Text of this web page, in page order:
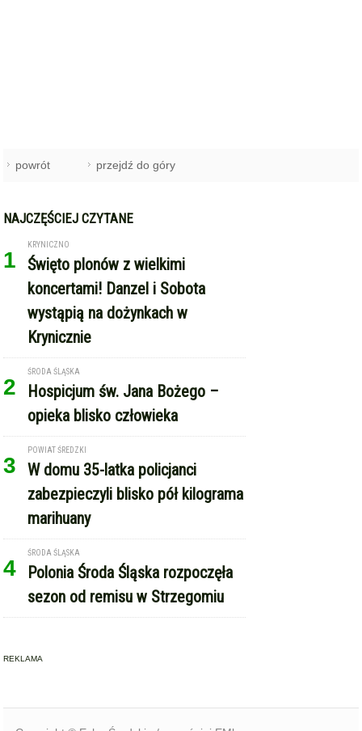
powrót przejdź do góry
NAJCZĘŚCIEJ CZYTANE
1
KRYNICZNO
Święto plonów z wielkimi
koncertami! Danzel i Sobota
wystąpią na dożynkach w
Krynicznie
2
ŚRODA ŚLĄSKA
Hospicjum św. Jana Bożego –
opieka blisko człowieka
3
POWIAT ŚREDZKI
W domu 35-latka policjanci
zabezpieczyli blisko pół kilograma
marihuany
4
ŚRODA ŚLĄSKA
Polonia Środa Śląska rozpoczęła
sezon od remisu w Strzegomiu
REKLAMA